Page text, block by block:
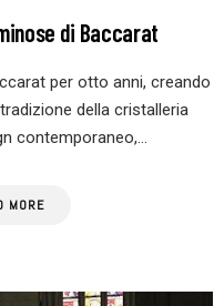
di Baccarat
per otto anni, creando
della cristalleria
contemporaneo,…
MORE